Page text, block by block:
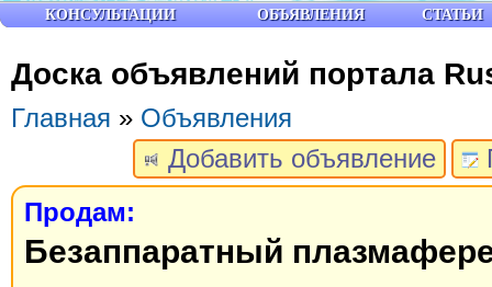
Доска объявлений портала
Главная » Объявления
Добавить объявление
Продам:
Безаппаратный
КОНСУЛЬТАЦИИ ОБЪЯВЛЕНИЯ СТАТЬИ